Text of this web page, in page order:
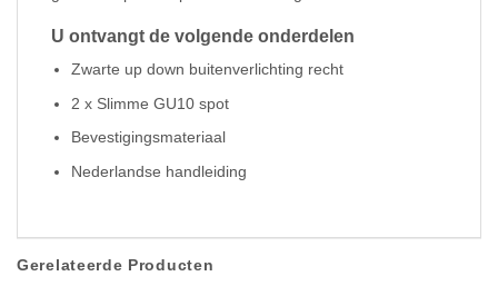
U ontvangt de volgende onderdelen
Zwarte up down buitenverlichting recht
2 x Slimme GU10 spot
Bevestigingsmateriaal
Nederlandse handleiding
Gerelateerde Producten